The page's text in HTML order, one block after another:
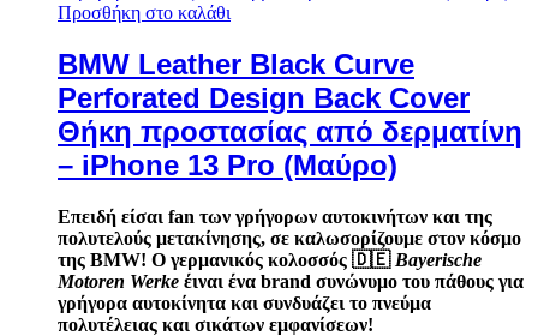
Προσθήκη στο καλάθι
BMW Leather Black Curve
Perforated Design Back Cover
Θήκη προστασίας από δερματίνη
– iPhone 13 Pro (Μαύρο)
Επειδή είσαι fan των γρήγορων αυτοκινήτων και της
πολυτελούς μετακίνησης, σε καλωσορίζουμε στον κόσμο
της BMW! Ο γερμανικός κολοσσός 🇩🇪 Bayerische
Motoren Werke έιναι ένα brand συνώνυμο του πάθους για
γρήγορα αυτοκίνητα και συνδυάζει το πνεύμα
πολυτέλειας και σικάτων εμφανίσεων!